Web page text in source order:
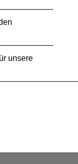
unsere